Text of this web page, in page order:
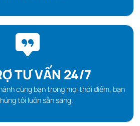
TƯ VẤN 24/7
cùng bạn trong mọi thời điểm, bạn
tôi luôn sẵn sàng.